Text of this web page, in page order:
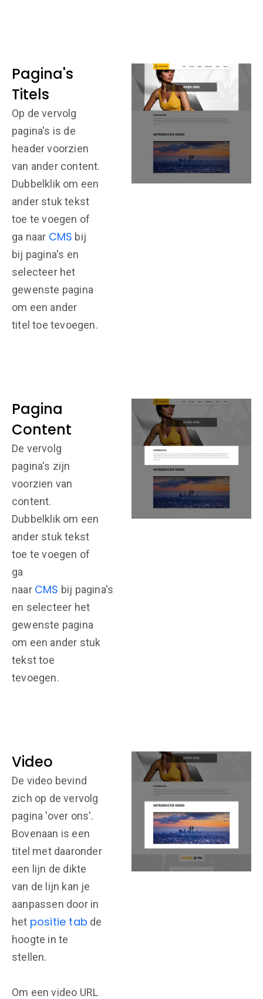
Pagina's
Titels
Op de vervolg
pagina's is de
header voorzien
van ander content.
Dubbelklik om een
ander stuk tekst
toe te voegen of
ga naar CMS bij
bij pagina's en
selecteer het
gewenste pagina
om een ander
titel toe tevoegen.
Pagina
Content
De vervolg
pagina's zijn
voorzien van
content.
Dubbelklik om een
ander stuk tekst
toe te voegen of
ga
naar CMS bij pagina's
en selecteer het
gewenste pagina
om een ander stuk
tekst toe
tevoegen.
Video
De video bevind
zich op de vervolg
pagina 'over ons'.
Bovenaan is een
titel met daaronder
een lijn de dikte
van de lijn kan je
aanpassen door in
het positie tab de
hoogte in te
stellen.
Om een video URL